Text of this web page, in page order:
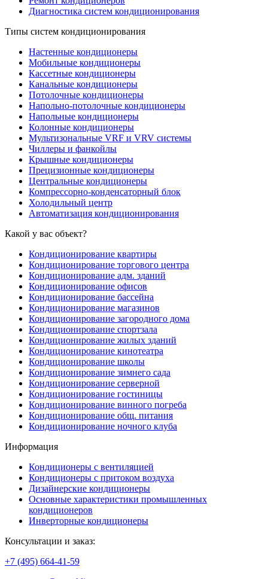
Диагностика систем кондиционирования
Типы систем кондиционирования
Настенные кондиционеры
Мобильные кондиционеры
Кассетные кондиционеры
Канальные кондиционеры
Потолочные кондиционеры
Напольно-потолочные кондиционеры
Напольные кондиционеры
Колонные кондиционеры
Мультизональные VRF и VRV системы
Чиллеры и фанкойлы
Крышные кондиционеры
Прецизионные кондиционеры
Центральные кондиционеры
Компрессорно-конденсаторный блок
Холодильный центр
Автоматизация кондиционирования
Какой у вас объект?
Кондиционирование квартиры
Кондиционирование торгового центра
Кондиционирование адм. зданий
Кондиционирование офисов
Кондиционирование бассейна
Кондиционирование магазинов
Кондиционирование загородного дома
Кондиционирование спортзала
Кондиционирование жилых зданий
Кондиционирование кинотеатра
Кондиционирование школы
Кондиционирование зимнего сада
Кондиционирование серверной
Кондиционирование гостиницы
Кондиционирование винного погреба
Кондиционирование общ. питания
Кондиционирование ночного клуба
Информация
Кондиционеры с вентиляцией
Кондиционеры с притоком воздуха
Дизайнерские кондиционеры
Основные характеристики промышленных
кондиционеров
Инверторные кондиционеры
Консультации и заказ:
+7 (495) 664-41-59